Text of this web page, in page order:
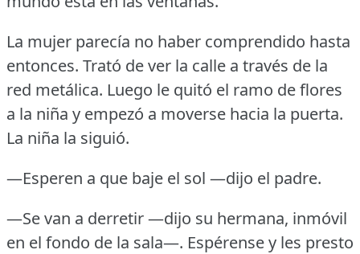
La mujer parecía no haber comprendido hasta
entonces. Trató de ver la calle a través de la
red metálica. Luego le quitó el ramo de flores
a la niña y empezó a moverse hacia la puerta.
La niña la siguió.
—Esperen a que baje el sol —dijo el padre.
—Se van a derretir —dijo su hermana, inmóvil
en el fondo de la sala—. Espérense y les presto